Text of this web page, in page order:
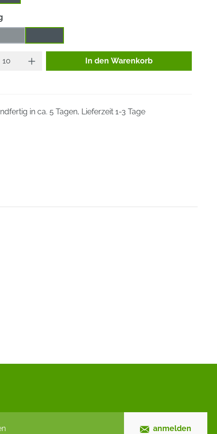
auswählen
Option ist zurzeit nicht verfügbar.)
Produkt Anzahl: Gib den
In den Warenkorb
in ca. 5 Tagen, Lieferzeit 1-3 Tage
anmelden